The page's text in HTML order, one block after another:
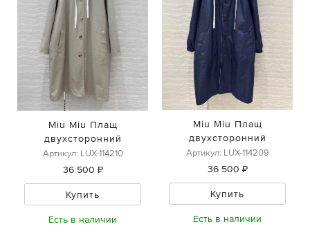
Miu Miu Плащ
двухсторонний
Артикул: LUX-114210
36 500 ₽
Купить
Есть в наличии
Miu Miu Плащ
двухсторонний
Артикул: LUX-114209
36 500 ₽
Купить
Есть в наличии